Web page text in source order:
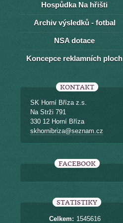
Hospůdka Na hřišti
Archiv výsledků - fotbal
NSA dotace
Koncepce reklamních ploch
KONTAKT
SK Horní Bříza z.s.
Na Strži 791
330 12 Horní Bříza
skhornibriza@seznam.cz
FACEBOOK
STATISTIKY
Celkem: 1545616